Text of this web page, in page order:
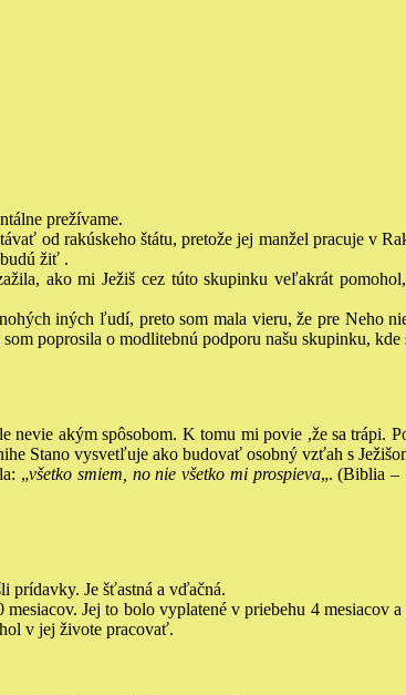
prežívame.
od rakúskeho štátu, pretože jej manžel pracuje v
žiť .
ako mi Ježiš cez túto skupinku veľakrát
iných ľudí, preto som mala vieru, že pre Neho
poprosila o modlitebnú podporu našu skupinku,
nevie akým spôsobom. K tomu mi povie ,že sa trápi.
Stano vysvetľuje ako budovať osobný vzťah s
„všetko smiem, no nie všetko mi prospieva„. (Biblia –
prídavky. Je šťastná a vďačná.
Jej to bolo vyplatené v priebehu 4 mesiacov
v jej živote pracovať.